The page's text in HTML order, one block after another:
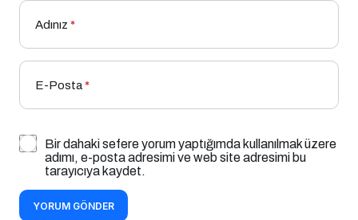
Adınız *
E-Posta*
Bir dahaki sefere yorum yaptığımda kullanılmak üzere
adımı, e-posta adresimi ve web site adresimi bu
tarayıcıya kaydet.
YORUM GÖNDER